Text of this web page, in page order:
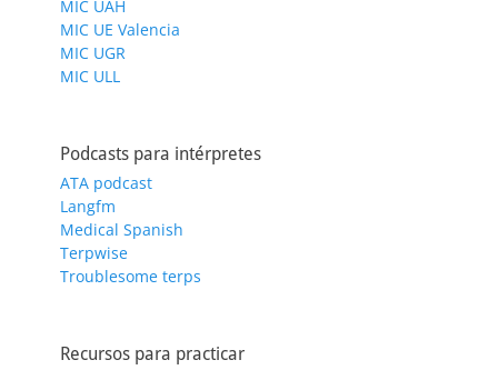
MIC UAH
MIC UE Valencia
MIC UGR
MIC ULL
Podcasts para intérpretes
ATA podcast
Langfm
Medical Spanish
Terpwise
Troublesome terps
Recursos para practicar